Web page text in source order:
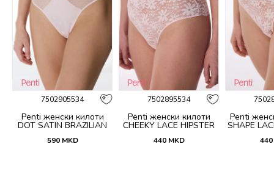
7502905534
Penti женски килоти
DOT SATIN BRAZILIAN
590 MKD
7502895534
Penti женски килоти
CHEEKY LACE HIPSTER
440 MKD
Penti
SHAPE
440